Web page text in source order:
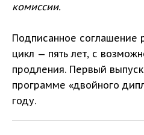
комиссии.
Подписанное соглашение
цикл — пять лет, с
продления. Первый
программе «двойного
году.